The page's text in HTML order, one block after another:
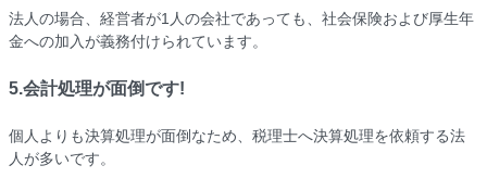
法人の場合、経営者が1人の会社であっても、社会保険および厚生年
金への加入が義務付けられています。
5.会計処理が面倒です!
個人よりも決算処理が面倒なため、税理士へ決算処理を依頼する法
人が多いです。